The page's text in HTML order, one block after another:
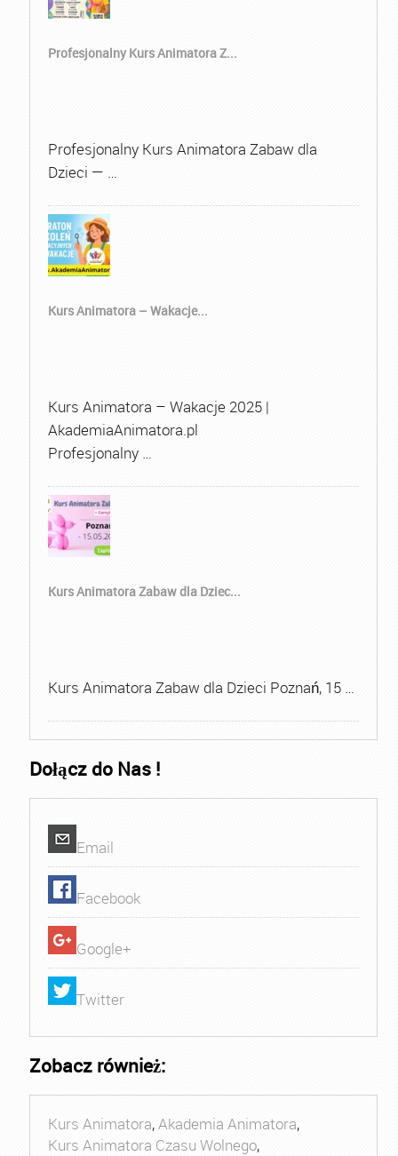
Profesjonalny Kurs Animatora Z...
Profesjonalny Kurs Animatora Zabaw dla
Dzieci — …
Kurs Animatora – Wakacje...
Kurs Animatora – Wakacje 2025 |
AkademiaAnimatora.pl
Profesjonalny …
Kurs Animatora Zabaw dla Dziec...
Kurs Animatora Zabaw dla Dzieci Poznań, 15 …
Dołącz do Nas !
Email
Facebook
Google+
Twitter
Zobacz również:
Kurs Animatora,Akademia Animatora,
Kurs Animatora Czasu Wolnego,